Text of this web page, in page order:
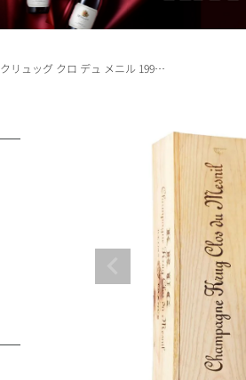
クリュッグ クロ デュ メニル 1990 木箱入り ラベル不良 クロ ド メニル Krug Clos du Mesnil フランス シャンパン シャンパーニュ